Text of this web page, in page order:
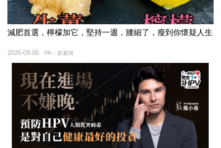
減肥首選，檸檬加它，堅持一週，腰細了，瘦到你懷疑人生
PR・新素簡
2026-08-06